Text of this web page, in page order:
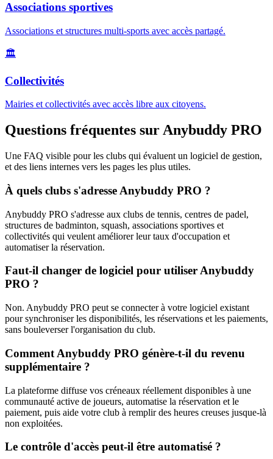
Associations sportives
Associations et structures multi-sports avec accès partagé.
🏛️
Collectivités
Mairies et collectivités avec accès libre aux citoyens.
Questions fréquentes sur Anybuddy PRO
Une FAQ visible pour les clubs qui évaluent un logiciel de gestion,
et des liens internes vers les pages les plus utiles.
À quels clubs s'adresse Anybuddy PRO ?
Anybuddy PRO s'adresse aux clubs de tennis, centres de padel,
structures de badminton, squash, associations sportives et
collectivités qui veulent améliorer leur taux d'occupation et
automatiser la réservation.
Faut-il changer de logiciel pour utiliser Anybuddy
PRO ?
Non. Anybuddy PRO peut se connecter à votre logiciel existant
pour synchroniser les disponibilités, les réservations et les paiements,
sans bouleverser l'organisation du club.
Comment Anybuddy PRO génère-t-il du revenu
supplémentaire ?
La plateforme diffuse vos créneaux réellement disponibles à une
communauté active de joueurs, automatise la réservation et le
paiement, puis aide votre club à remplir des heures creuses jusque-là
non exploitées.
Le contrôle d'accès peut-il être automatisé ?